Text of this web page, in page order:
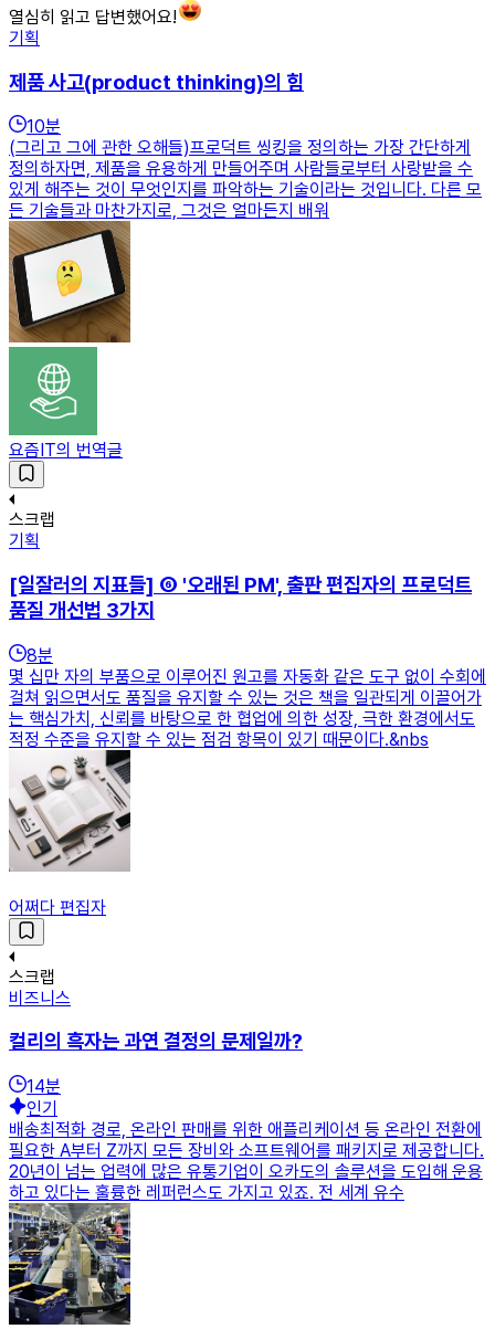
열심히 읽고 답변했어요!
기획
제품 사고(product thinking)의 힘
10분
(그리고 그에 관한 오해들)프로덕트 씽킹을 정의하는 가장 간단하게
정의하자면, 제품을 유용하게 만들어주며 사람들로부터 사랑받을 수
있게 해주는 것이 무엇인지를 파악하는 기술이라는 것입니다. 다른 모
든 기술들과 마찬가지로, 그것은 얼마든지 배워
요즘IT의 번역글
스크랩
기획
[일잘러의 지표들] ⑥ '오래된 PM', 출판 편집자의 프로덕트
품질 개선법 3가지
8분
몇 십만 자의 부품으로 이루어진 원고를 자동화 같은 도구 없이 수회에
걸쳐 읽으면서도 품질을 유지할 수 있는 것은 책을 일관되게 이끌어가
는 핵심가치, 신뢰를 바탕으로 한 협업에 의한 성장, 극한 환경에서도
적정 수준을 유지할 수 있는 점검 항목이 있기 때문이다.&nbs
어쩌다 편집자
스크랩
비즈니스
컬리의 흑자는 과연 결정의 문제일까?
14분
인기
배송최적화 경로, 온라인 판매를 위한 애플리케이션 등 온라인 전환에
필요한 A부터 Z까지 모든 장비와 소프트웨어를 패키지로 제공합니다.
20년이 넘는 업력에 많은 유통기업이 오카도의 솔루션을 도입해 운용
하고 있다는 훌륭한 레퍼런스도 가지고 있죠. 전 세계 유수